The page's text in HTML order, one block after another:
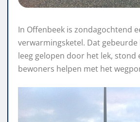
In Offenbeek is zondagochtend
verwarmingsketel. Dat
leeg gelopen door het lek,
bewoners helpen met het